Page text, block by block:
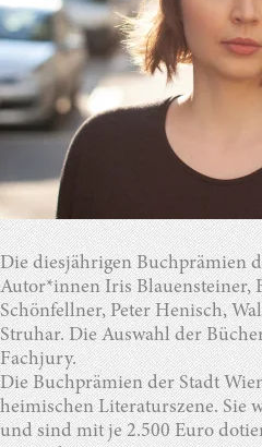
Die diesjährigen Buchprämien
Autor*innen Iris Blauensteiner,
Schönfellner, Peter Henisch,
Struhar. Die Auswahl der
Fachjury.
Die Buchprämien der Stadt
heimischen Literaturszene. Sie
und sind mit je 2.500 Euro